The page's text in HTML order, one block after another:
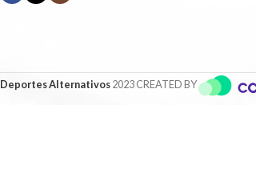
Deportes Alternativos2023 CREATED BY